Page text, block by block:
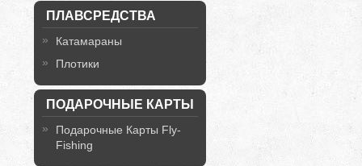
ПЛАВСРЕДСТВА
Катамараны
Плотики
ПОДАРОЧНЫЕ КАРТЫ
Подарочные Карты Fly-
Fishing